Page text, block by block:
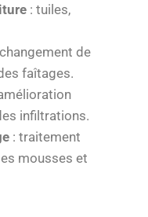
: tuiles,
de
faîtages.
infiltrations.
: traitement
mousses et